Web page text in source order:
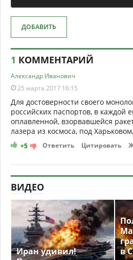
ДОБАВИТЬ
1 КОММЕНТАРИЙ
Александр Иванович
25 марта 2017 16:15
Для достоверности своего
российских паспортов, в каждой
оплавленной, взорвавшейся
лазера из космоса, под
+5 Ответить Цитировать
ВИДЕО
Иран удивил!
в